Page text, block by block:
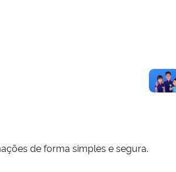
de forma simples e segura.